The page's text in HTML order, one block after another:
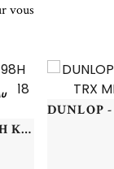
vous
KLEBER - 225/55 HR18 TL 98H KLEB KRISALP HP3 SUV - 2255518 - CBA